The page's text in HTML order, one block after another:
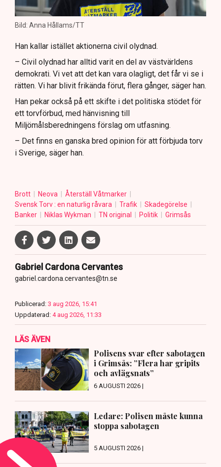
Bild: Anna Hållams/TT
Han kallar istället aktionerna civil olydnad.
– Civil olydnad har alltid varit en del av västvärldens
demokrati. Vi vet att det kan vara olagligt, det får vi se i
rätten. Vi har blivit frikända förut, flera gånger, säger han.
Han pekar också på ett skifte i det politiska stödet för
ett torvförbud, med hänvisning till
Miljömålsberedningens förslag om utfasning.
– Det finns en ganska bred opinion för att förbjuda torv
i Sverige, säger han.
Brott Neova
Återställ Våtmarker
Svensk Torv : en naturlig råvara
Trafik
Skadegörelse
Banker
Niklas Wykman TN original Politik Grimsås
Gabriel Cardona Cervantes
gabriel.cardona.cervantes@tn.se
Publicerad: 3 aug 2026, 15:41
Uppdaterad: 4 aug 2026, 11:33
LÄS ÄVEN
Polisens svar efter sabotagen
i Grimsås: ”Flera har gripits
och avlägsnats”
6 AUGUSTI 2026 |
Ledare: Polisen måste kunna
stoppa sabotagen
5 AUGUSTI 2026 |